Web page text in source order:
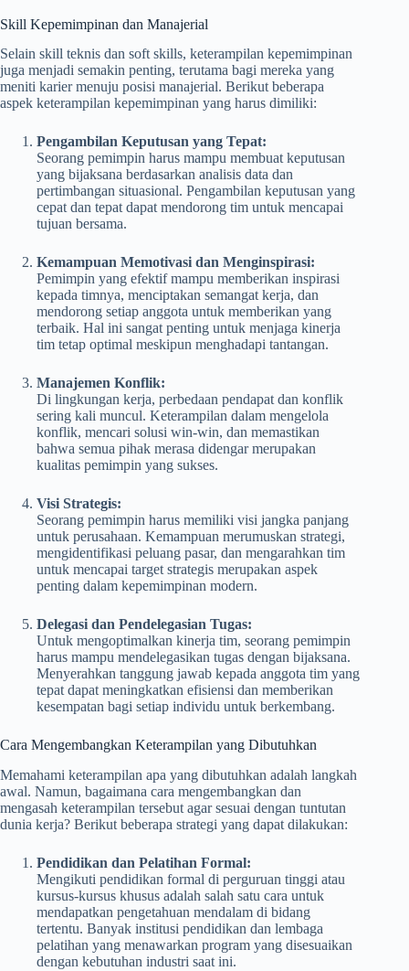
Skill Kepemimpinan dan Manajerial
Selain skill teknis dan soft skills, keterampilan kepemimpinan
juga menjadi semakin penting, terutama bagi mereka yang
meniti karier menuju posisi manajerial. Berikut beberapa
aspek keterampilan kepemimpinan yang harus dimiliki:
Pengambilan Keputusan yang Tepat:
Seorang pemimpin harus mampu membuat keputusan
yang bijaksana berdasarkan analisis data dan
pertimbangan situasional. Pengambilan keputusan yang
cepat dan tepat dapat mendorong tim untuk mencapai
tujuan bersama.
Kemampuan Memotivasi dan Menginspirasi:
Pemimpin yang efektif mampu memberikan inspirasi
kepada timnya, menciptakan semangat kerja, dan
mendorong setiap anggota untuk memberikan yang
terbaik. Hal ini sangat penting untuk menjaga kinerja
tim tetap optimal meskipun menghadapi tantangan.
Manajemen Konflik:
Di lingkungan kerja, perbedaan pendapat dan konflik
sering kali muncul. Keterampilan dalam mengelola
konflik, mencari solusi win-win, dan memastikan
bahwa semua pihak merasa didengar merupakan
kualitas pemimpin yang sukses.
Visi Strategis:
Seorang pemimpin harus memiliki visi jangka panjang
untuk perusahaan. Kemampuan merumuskan strategi,
mengidentifikasi peluang pasar, dan mengarahkan tim
untuk mencapai target strategis merupakan aspek
penting dalam kepemimpinan modern.
Delegasi dan Pendelegasian Tugas:
Untuk mengoptimalkan kinerja tim, seorang pemimpin
harus mampu mendelegasikan tugas dengan bijaksana.
Menyerahkan tanggung jawab kepada anggota tim yang
tepat dapat meningkatkan efisiensi dan memberikan
kesempatan bagi setiap individu untuk berkembang.
Cara Mengembangkan Keterampilan yang Dibutuhkan
Memahami keterampilan apa yang dibutuhkan adalah langkah
awal. Namun, bagaimana cara mengembangkan dan
mengasah keterampilan tersebut agar sesuai dengan tuntutan
dunia kerja? Berikut beberapa strategi yang dapat dilakukan:
Pendidikan dan Pelatihan Formal:
Mengikuti pendidikan formal di perguruan tinggi atau
kursus-kursus khusus adalah salah satu cara untuk
mendapatkan pengetahuan mendalam di bidang
tertentu. Banyak institusi pendidikan dan lembaga
pelatihan yang menawarkan program yang disesuaikan
dengan kebutuhan industri saat ini.